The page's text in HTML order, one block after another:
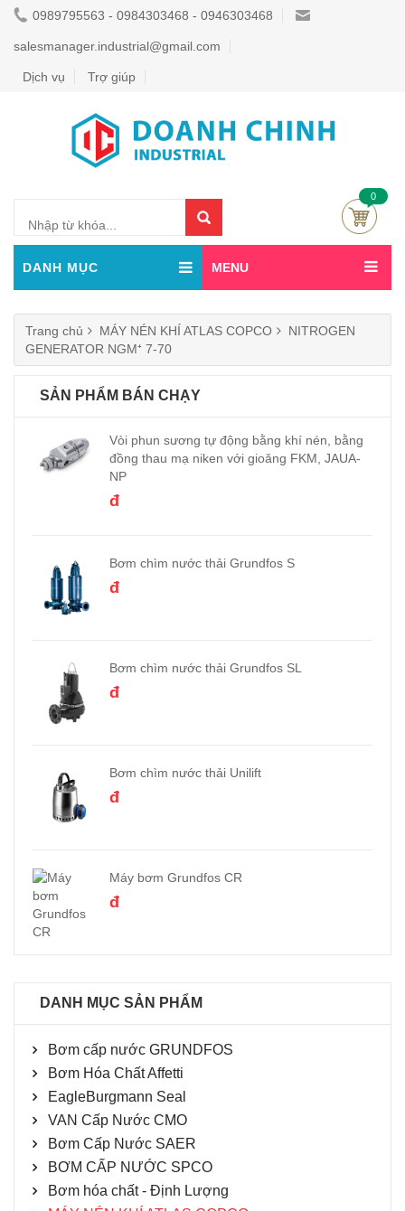
0989795563 - 0984303468 - 0946303468
salesmanager.industrial@gmail.com
Dịch vụ Trợ giúp
0
DANH MỤC MENU
Trang chủ MÁY NÉN KHÍ ATLAS COPCO
NITROGEN
GENERATOR NGM⁺ 7-70
SẢN PHẨM BÁN CHẠY
Vòi phun sương tự động bằng khí nén, bằng
đồng thau mạ niken với gioăng FKM, JAUA-
NP
đ
Bơm chìm nước thải Grundfos S
đ
Bơm chìm nước thải Grundfos SL
đ
Bơm chìm nước thải Unilift
đ
Máy bơm Grundfos CR
đ
DANH MỤC SẢN PHẨM
Bơm cấp nước GRUNDFOS
Bơm Hóa Chất Affetti
EagleBurgmann Seal
VAN Cấp Nước CMO
Bơm Cấp Nước SAER
BƠM CẤP NƯỚC SPCO
Bơm hóa chất - Định Lượng